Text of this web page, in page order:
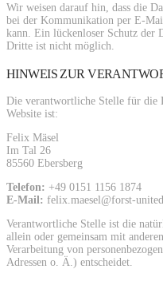
Wir weisen darauf hin, dass die
bei der Kommunikation per E-
kann. Ein lückenloser Schutz der
Dritte ist nicht möglich.
HINWEIS ZUR
Die verantwortliche Stelle für die
Website ist:
Felix Mäsel
Im Tal 26
85560 Ebersberg
Telefon: +49 0151 1156 1874
E-Mail: felix.maesel@forst-
Verantwortliche Stelle ist die
allein oder gemeinsam mit
Verarbeitung von
Adressen o. Ä.) entscheidet.